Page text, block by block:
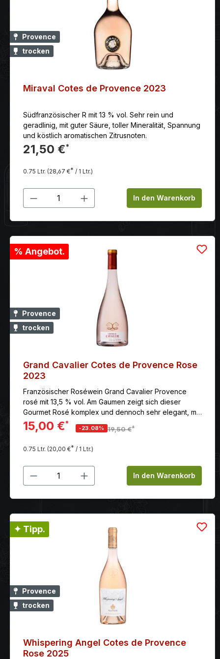
Provence
trocken
Miraval Cotes de Provence 2023
Südfranzösischer R mit 13 % vol. Sehr rein und
geradlinig, mit guter Säure, toller Mineralität, Spannung
und köstlich aromatischen Zitrusnoten.
21,50 €*
0.75 Ltr. (28,67 €* / 1 Ltr.)
Produkt Anzahl: Gib denIn den Warenkorb
% Angebot.
Provence
trocken
Grand Cavalier Cotes de Provence Rose
2023
Französischer Roséwein Grand Cavalier Provence
rosé mit 13,5 % vol. Am Gaumen zeigt sich dieser
Gourmet Rosé komplex und dennoch sehr elegant, mit
ausgewogenen florale und würzige Noten.
15,00 €*
-23.08% 19,50 €*
0.75 Ltr. (20,00 €* / 1 Ltr.)
Produkt Anzahl: Gib denIn den Warenkorb
✦ Tipp.
Provence
trocken
Whispering Angel Cotes de Provence
Rose 2025